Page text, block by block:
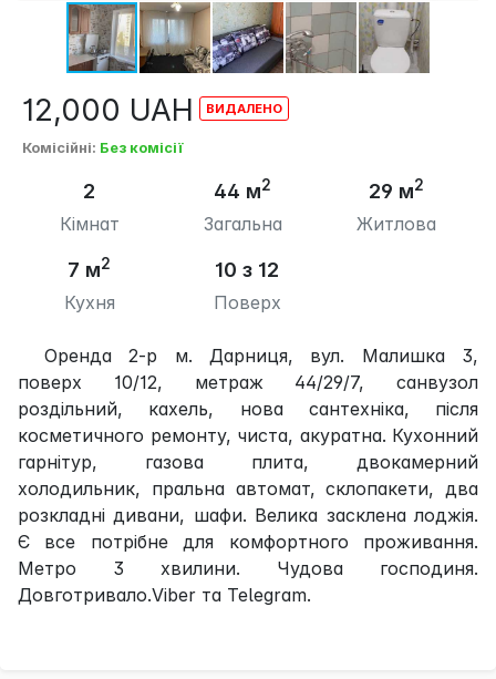
12,000 UAH
Комісійні: Без комісії
2
Кімнат
44 м2
Загальна
29 м2
Житлова
7 м2
Кухня
10 з 12
Поверх
Оренда 2-р м. Дарниця, вул. Малишка 3,
поверх 10/12, метраж 44/29/7, санвузол
роздільний, кахель, нова сантехніка, після
косметичного ремонту, чиста, акуратна. Кухонний
гарнітур, газова плита, двокамерний
холодильник, пральна автомат, склопакети, два
розкладні дивани, шафи. Велика засклена лоджія.
Є все потрібне для комфортного проживання.
Метро 3 хвилини. Чудова господиня.
Довготривало.Viber та Telegram.